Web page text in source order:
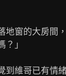
地窗的大房間
」
到維哥已有情